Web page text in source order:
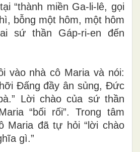
“thành miền Ga-li-lê, gọi
bỗng một hôm, một hôm
sứ thần Gáp-ri-en đến
vào nhà cô Maria và nói:
Đấng đầy ân sủng, Đức
Lời chào của sứ thần
“bối rối”. Trong tâm
Maria đã tự hỏi “lời chào
gì.”